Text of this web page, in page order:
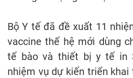
Bộ Y tế đã đề xuất 11
vaccine thế hệ mới dùng
tế bào và thiết bị y tế in
nhiệm vụ dự kiến triển khai